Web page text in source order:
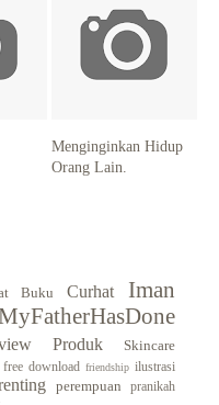
Menginginkan Hidup
Orang Lain.
Buku Curhat
Iman
Produk
Skincare
free download friendship ilustrasi
perempuan pranikah